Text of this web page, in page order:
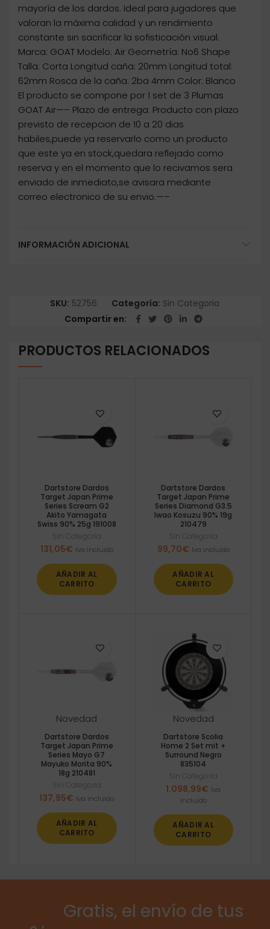
mayoría de los dardos. Ideal para jugadores que
valoran la máxima calidad y un rendimiento
constante sin sacrificar la sofisticación visual.
Marca: GOAT Modelo: Air Geometría: No6 Shape
Talla: Corta Longitud caña: 20mm Longitud total:
62mm Rosca de la caña: 2ba 4mm Color: Blanco
El producto se compone por 1 set de 3 Plumas
GOAT Air—– Plazo de entrega: Producto con plazo
previsto de recepcion de 10 a 20 dias
habiles,puede ya reservarlo como un producto
que este ya en stock,quedara reflejado como
reserva y en el momento que lo recivamos sera
enviado de inmediato,se avisara mediante
correo electronico de su envio.—–
INFORMACIÓN ADICIONAL
SKU: 52756 Categoría: Sin Categoria
Compartir en
PRODUCTOS RELACIONADOS
Dartstore Dardos
Target Japan Prime
Series Scream G2
Akito Yamagata
Swiss 90% 25g 191008
Sin Categoria
131,05€ Iva incluido
AÑADIR AL
CARRITO
Dartstore Dardos
Target Japan Prime
Series Diamond G3.5
Iwao Kosuzu 90% 19g
210479
Sin Categoria
99,70€ Iva incluido
AÑADIR AL
CARRITO
Novedad
Dartstore Dardos
Target Japan Prime
Series Mayo G7
Mayuko Morita 90%
18g 210481
Sin Categoria
137,95€ Iva incluido
AÑADIR AL
CARRITO
Novedad
Dartstore Scolia
Home 2 Set mit +
Surround Negro
835104
Sin Categoria
1.098,99€ Iva
incluido
AÑADIR AL
CARRITO
Gratis, el envío de tus